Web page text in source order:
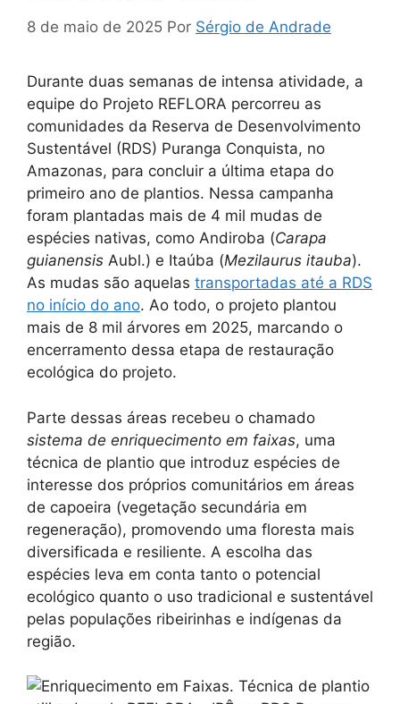
8 de maio de 2025 Por Sérgio de Andrade
Durante duas semanas de intensa atividade, a
equipe do Projeto REFLORA percorreu as
comunidades da Reserva de Desenvolvimento
Sustentável (RDS) Puranga Conquista, no
Amazonas, para concluir a última etapa do
primeiro ano de plantios. Nessa campanha
foram plantadas mais de 4 mil mudas de
espécies nativas, como Andiroba (Carapa
guianensis Aubl.) e Itaúba (Mezilaurus itauba).
As mudas são aquelas transportadas até a RDS
no início do ano. Ao todo, o projeto plantou
mais de 8 mil árvores em 2025, marcando o
encerramento dessa etapa de restauração
ecológica do projeto.
Parte dessas áreas recebeu o chamado
sistema de enriquecimento em faixas, uma
técnica de plantio que introduz espécies de
interesse dos próprios comunitários em áreas
de capoeira (vegetação secundária em
regeneração), promovendo uma floresta mais
diversificada e resiliente. A escolha das
espécies leva em conta tanto o potencial
ecológico quanto o uso tradicional e sustentável
pelas populações ribeirinhas e indígenas da
região.